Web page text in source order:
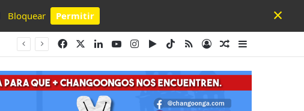
Bloquear Permitir
Powered by SendPulse
×
FacebookLinkedInYouTubeInstagram
Google Play
TikTok
RSSAccesoPublicación al
Barra lateral